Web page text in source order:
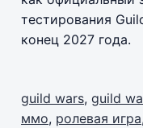
тестирования
конец 2027 года.
guild wars, guild
ммо, ролевая игра,